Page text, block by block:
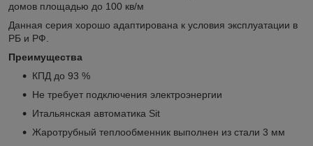
домов площадью до 100 кв/м
Данная серия хорошо адаптирована к условия эксплуатации в
РБ и РФ.
Преимущества
КПД до 93 %
Не требует подключения электроэнергии
Итальянская автоматика Sit
Жаротрубный теплообменник выполнен из стали 3 мм